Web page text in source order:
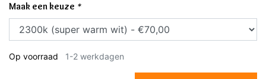
Maak een keuze *
Op voorraad 1-2 werkdagen